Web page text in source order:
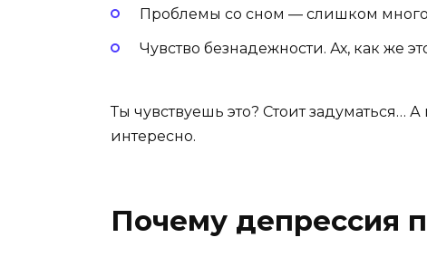
Проблемы со сном — слишком
Чувство безнадежности. Ах, как же
Ты чувствуешь это? Стоит задуматься…
интересно.
Почему депрессия